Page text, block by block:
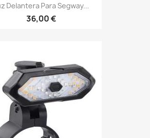
Delantera Para Segway...
36,00 €